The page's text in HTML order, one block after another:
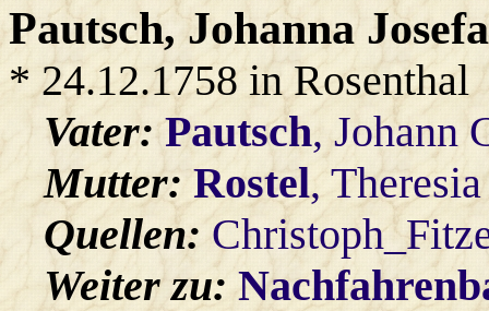
Pautsch, Johanna Josefa
* 24.12.1758 in Rosenthal
Vater:Pautsch, Johann
Mutter: Rostel, Theresia
Quellen:
Weiter zu: